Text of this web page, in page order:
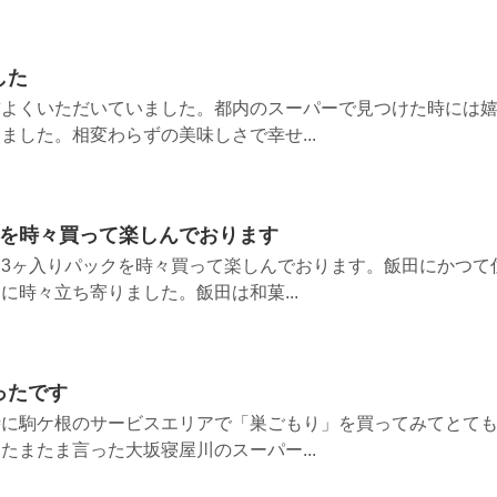
た
くいただいていました。都内のスーパーで見つけた時には嬉
した。相変わらずの美味しさで幸せ...
時々買って楽しんでおります
ヶ入りパックを時々買って楽しんでおります。飯田にかつて
時々立ち寄りました。飯田は和菓...
たです
駒ケ根のサービスエリアで「巣ごもり」を買ってみてとても
またま言った大坂寝屋川のスーパー...